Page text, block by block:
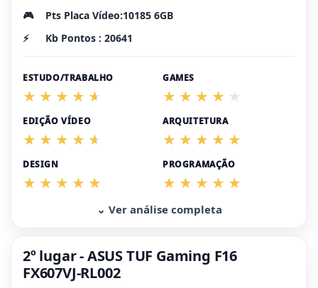
🎮
Pts Placa Vídeo:10185 6GB
⚡
Kb Pontos : 20641
ESTUDO/TRABALHO GAMES
EDIÇÃO VÍDEO ARQUITETURA
DESIGN PROGRAMAÇÃO
⌄ Ver análise completa
2º lugar - ASUS TUF Gaming F16
FX607VJ-RL002